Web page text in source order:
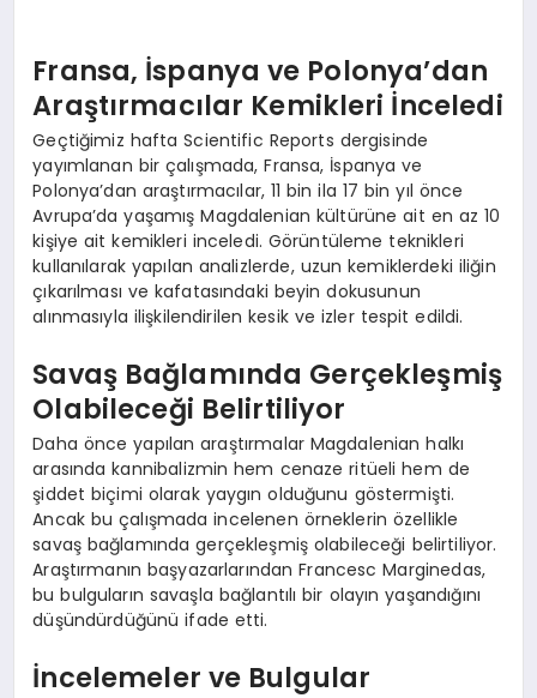
Fransa, İspanya ve Polonya’dan
Araştırmacılar Kemikleri İnceledi
Geçtiğimiz hafta Scientific Reports dergisinde
yayımlanan bir çalışmada, Fransa, İspanya ve
Polonya’dan araştırmacılar, 11 bin ila 17 bin yıl önce
Avrupa’da yaşamış Magdalenian kültürüne ait en az 10
kişiye ait kemikleri inceledi. Görüntüleme teknikleri
kullanılarak yapılan analizlerde, uzun kemiklerdeki iliğin
çıkarılması ve kafatasındaki beyin dokusunun
alınmasıyla ilişkilendirilen kesik ve izler tespit edildi.
Savaş Bağlamında Gerçekleşmiş
Olabileceği Belirtiliyor
Daha önce yapılan araştırmalar Magdalenian halkı
arasında kannibalizmin hem cenaze ritüeli hem de
şiddet biçimi olarak yaygın olduğunu göstermişti.
Ancak bu çalışmada incelenen örneklerin özellikle
savaş bağlamında gerçekleşmiş olabileceği belirtiliyor.
Araştırmanın başyazarlarından Francesc Marginedas,
bu bulguların savaşla bağlantılı bir olayın yaşandığını
düşündürdüğünü ifade etti.
İncelemeler ve Bulgular